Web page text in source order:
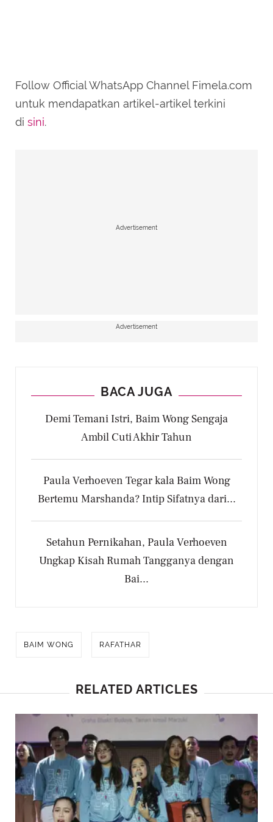
Follow Official WhatsApp Channel Fimela.com
untuk mendapatkan artikel-artikel terkini
di sini.
Advertisement
Advertisement
BACA JUGA
Demi Temani Istri, Baim Wong Sengaja
Ambil Cuti Akhir Tahun
Paula Verhoeven Tegar kala Baim Wong
Bertemu Marshanda? Intip Sifatnya dari...
Setahun Pernikahan, Paula Verhoeven
Ungkap Kisah Rumah Tangganya dengan
Bai...
BAIM WONG RAFATHAR
RELATED ARTICLES